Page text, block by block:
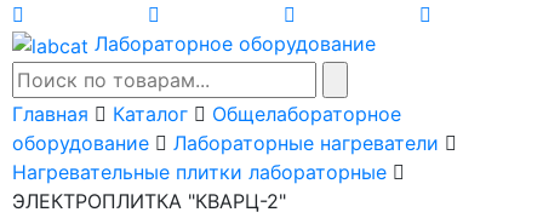
Лабораторное оборудование
Главная Каталог
Общелабораторное
оборудование
Лабораторные нагреватели
Нагревательные плитки лабораторные
ЭЛЕКТРОПЛИТКА "КВАРЦ-2"